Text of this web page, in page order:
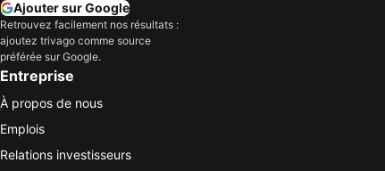
Ajouter sur Google
Retrouvez facilement nos résultats :
ajoutez trivago comme source
préférée sur Google.
Entreprise
À propos de nous
Emplois
Relations investisseurs